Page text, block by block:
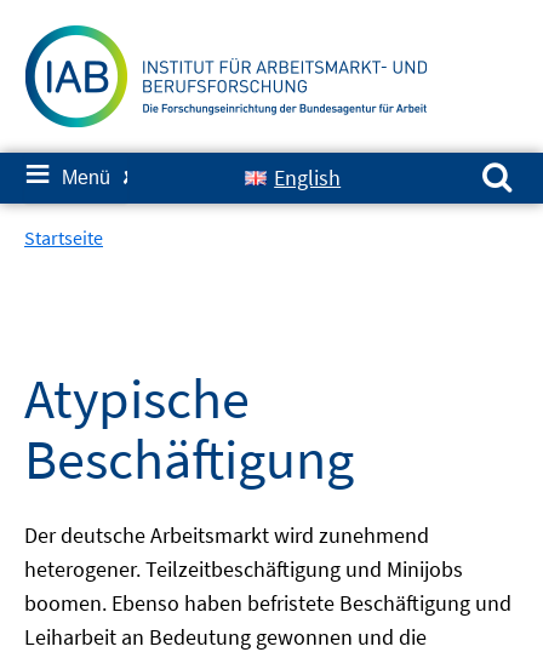
zum
Inhalt
≡ Menü ✘ English
Suchen nach:
Startseite
Atypische
Beschäftigung
Der deutsche Arbeitsmarkt wird zunehmend
heterogener. Teilzeitbeschäftigung und Minijobs
boomen. Ebenso haben befristete Beschäftigung und
Leiharbeit an Bedeutung gewonnen und die